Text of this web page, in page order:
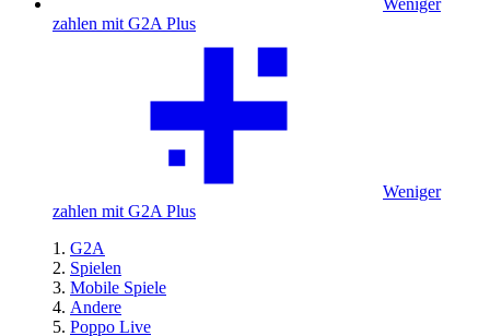
Weniger
zahlen mit G2A Plus
Weniger
zahlen mit G2A Plus
G2A
Spielen
Mobile Spiele
Andere
Poppo Live